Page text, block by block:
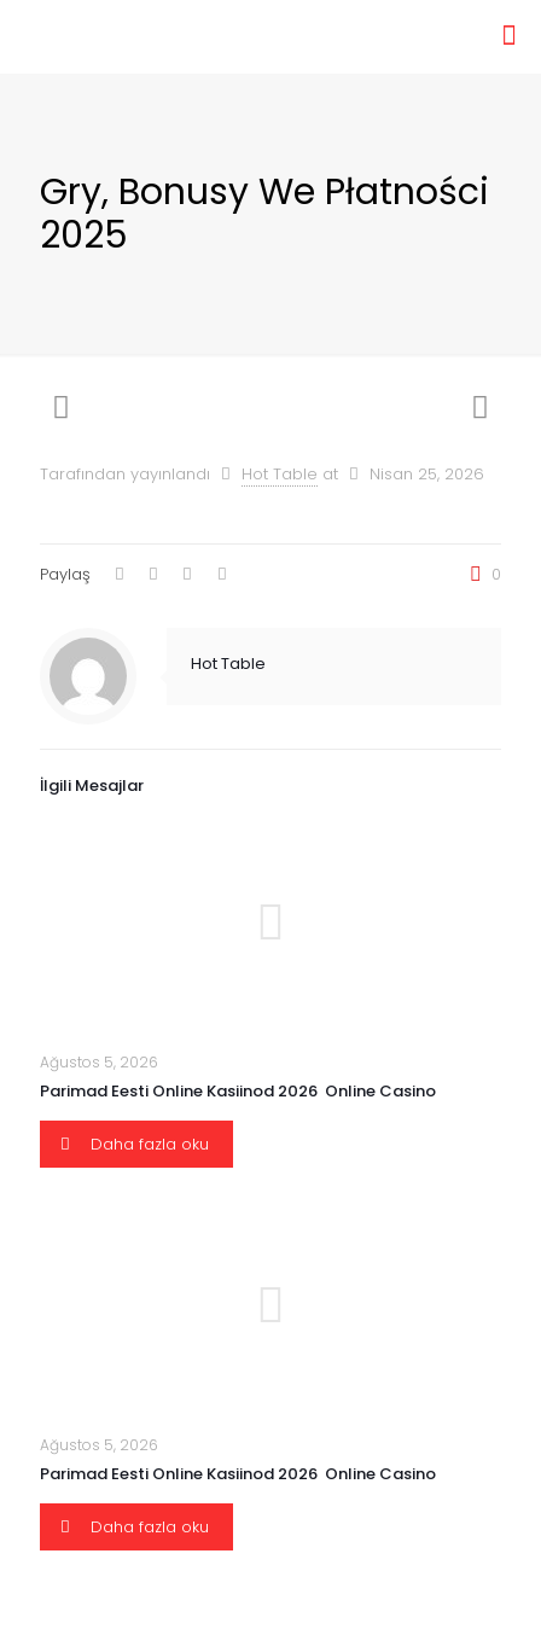
Gry, Bonusy We Płatności
2025
Tarafından yayınlandı Hot Table at Nisan 25, 2026
Paylaş 0
Hot Table
İlgili Mesajlar
Ağustos 5, 2026
Parimad Eesti Online Kasiinod 2026 ️ Online Casino
Daha fazla oku
Ağustos 5, 2026
Parimad Eesti Online Kasiinod 2026 ️ Online Casino
Daha fazla oku